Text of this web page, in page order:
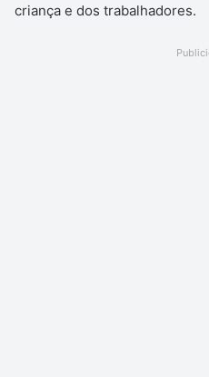
criança e dos trabalhadores.